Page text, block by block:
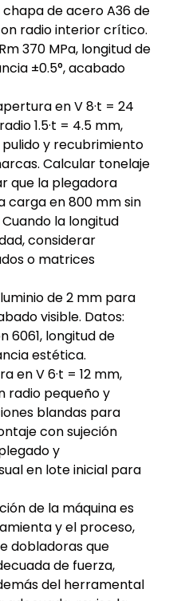
de acero A36 de
radio interior crítico.
370 MPa, longitud de
±0.5°, acabado
en V 8·t = 24
1.5·t = 4.5 mm,
y recubrimiento
Calcular tonelaje
que la plegadora
carga en 800 mm sin
la longitud
considerar
o matrices
de 2 mm para
visible. Datos:
6061, longitud de
estética.
en V 6·t = 12 mm,
radio pequeño y
blandas para
con sujeción
y
en lote inicial para
de la máquina es
y el proceso,
dobladoras que
de fuerza,
del herramental